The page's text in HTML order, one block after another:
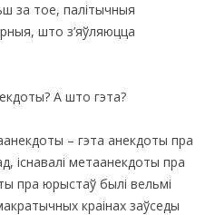
за тое, палiтычныя
што з’яўляюцца
А што гэта?
– гэта анекдоты пра
iснавалі метаанекдоты пра
пра юрыстаў былi вельмі
краiнах заўседы